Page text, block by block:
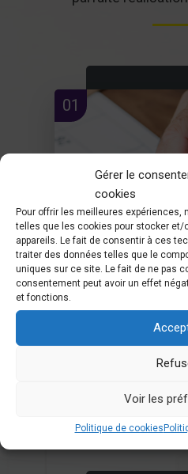
Gérer le
cookies
Pour offrir les meilleures
telles que les cookies pour stocker
appareils. Le fait de consentir à ces
traiter des données telles que le
uniques sur ce site. Le fait de ne pas
consentement peut avoir un effet
et fonctions.
Voir les
Politique de cookies
01
Rencontrez